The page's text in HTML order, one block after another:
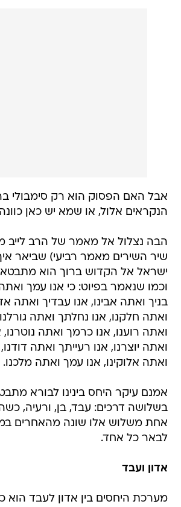
אבל האם הפסוק הוא רק סימבולי
הנקראים אלול, או שמא יש כאן
הבה נצלול אל מאמר של הרב לייב
שיר השירים מאמר רביעי) שביאר
ישראל אל הקדוש ברוך הוא מתבטא
וכמו שנאמר בפיוט: כי אנו עמך ואתה
בניך ואתה אבינו, אנו עבדיך ואתה
ואתה חלקנו, אנו נחלתך ואתה
ואתה רוענו, אנו כרמך ואתה נוטרנו,
ואתה יוצרנו, אנו רעייתך ואתה
ואתה אלוקינו, אנו עמך ואתה מלכנו.
אמנם עיקר היחס בינינו לבורא
בשלושה דרכים: עבד, בן, ורעיה,
אחת משלוש אלו שונה מהאחרים
לבאר כל אחד.
אדון ועבד
מערכת היחסים בין אדון לעבד הוא